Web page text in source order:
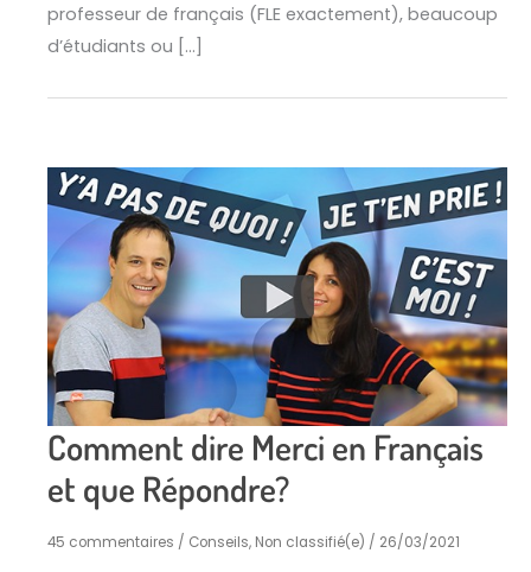
professeur de français (FLE exactement), beaucoup
d’étudiants ou […]
Comment dire Merci en Français
et que Répondre?
45 commentaires / Conseils, Non classifié(e) / 26/03/2021